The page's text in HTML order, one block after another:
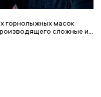
горнолыжных масок
сложные и...